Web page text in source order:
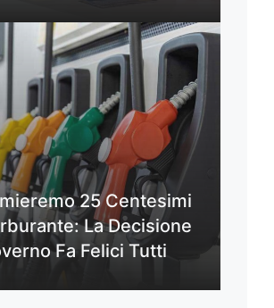
25 Centesimi
La Decisione
Fa Felici Tutti